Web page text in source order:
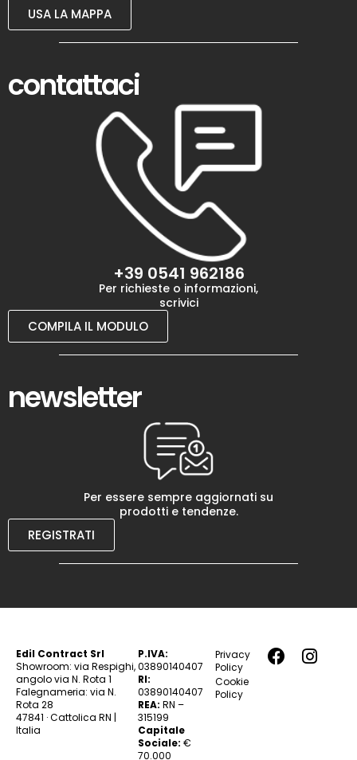
USA LA MAPPA
contattaci
+39 0541 962186
Per richieste o informazioni,
scrivici
COMPILA IL MODULO
newsletter
Per essere sempre aggiornati su
prodotti e tendenze.
REGISTRATI
Edil Contract Srl
Showroom: via Respighi,
angolo via N. Rota 1
Falegnameria: via N.
Rota 28
47841 · Cattolica RN |
Italia
P.IVA:
03890140407
RI:
03890140407
REA: RN –
315199
Capitale
Sociale: €
70.000
Privacy
Policy
Cookie
Policy